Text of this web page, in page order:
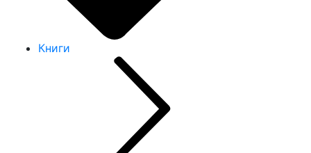
Книги